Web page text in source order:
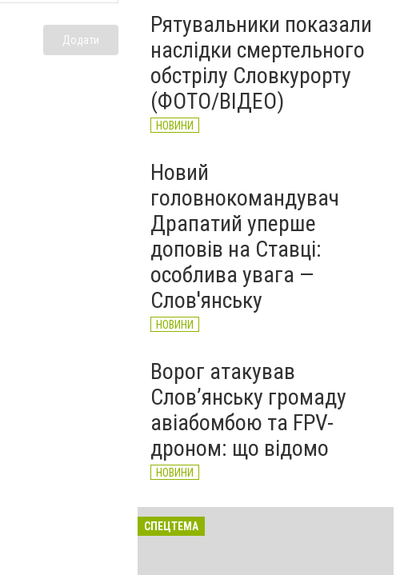
Додати
Рятувальники показали
наслідки смертельного
обстрілу Словкурорту
(ФОТО/ВІДЕО)
НОВИНИ
Новий
головнокомандувач
Драпатий уперше
доповів на Ставці:
особлива увага —
Слов'янську
НОВИНИ
Ворог атакував
Слов’янську громаду
авіабомбою та FPV-
дроном: що відомо
НОВИНИ
СПЕЦТЕМА